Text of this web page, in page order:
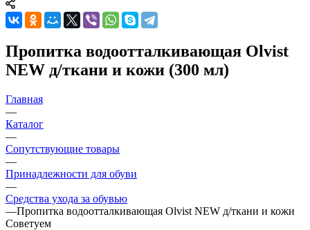
Пропитка водоотталкивающая Olvist
NEW д/ткани и кожи (300 мл)
Главная
—
Каталог
—
Сопутствующие товары
—
Принадлежности для обуви
—
Средства ухода за обувью
—Пропитка водоотталкивающая Olvist NEW д/ткани и кожи
Советуем